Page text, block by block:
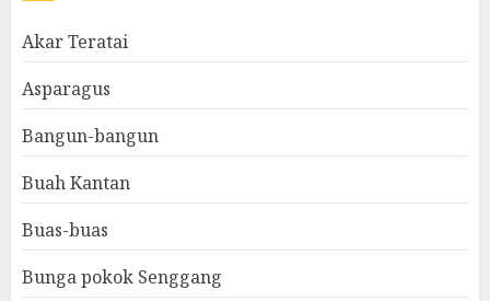
Akar Teratai
Asparagus
Bangun-bangun
Buah Kantan
Buas-buas
Bunga pokok Senggang